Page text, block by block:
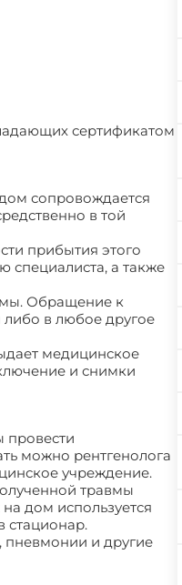
сертификатом
сопровождается
в той
прибытия этого
специалиста, а также
Обращение к
либо в любое другое
медицинское
и снимки
провести
можно рентгенолога
учреждение.
травмы
дом используется
стационар.
пневмонии и другие